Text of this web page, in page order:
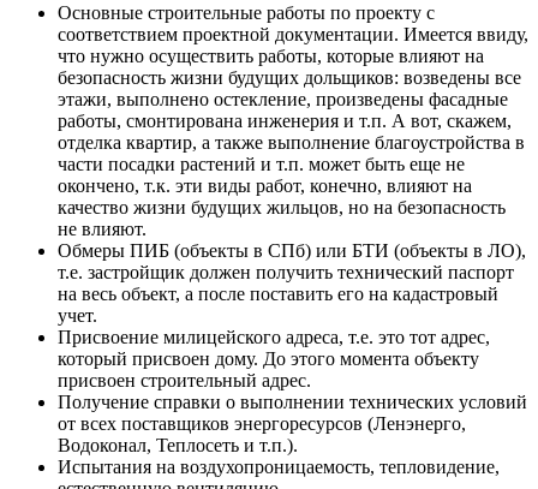
Основные строительные работы по проекту с
соответствием проектной документации. Имеется ввиду,
что нужно осуществить работы, которые влияют на
безопасность жизни будущих дольщиков: возведены все
этажи, выполнено остекление, произведены фасадные
работы, смонтирована инженерия и т.п. А вот, скажем,
отделка квартир, а также выполнение благоустройства в
части посадки растений и т.п. может быть еще не
окончено, т.к. эти виды работ, конечно, влияют на
качество жизни будущих жильцов, но на безопасность
не влияют.
Обмеры ПИБ (объекты в СПб) или БТИ (объекты в ЛО),
т.е. застройщик должен получить технический паспорт
на весь объект, а после поставить его на кадастровый
учет.
Присвоение милицейского адреса, т.е. это тот адрес,
который присвоен дому. До этого момента объекту
присвоен строительный адрес.
Получение справки о выполнении технических условий
от всех поставщиков энергоресурсов (Ленэнерго,
Водоконал, Теплосеть и т.п.).
Испытания на воздухопроницаемость, тепловидение,